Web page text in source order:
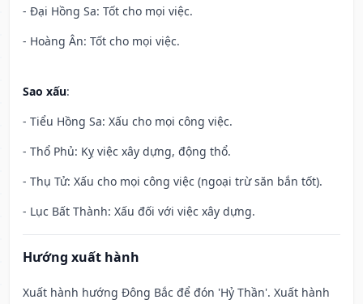
- Đại Hồng Sa: Tốt cho mọi việc.
- Hoàng Ân: Tốt cho mọi việc.
Sao xấu:
- Tiểu Hồng Sa: Xấu cho mọi công việc.
- Thổ Phủ: Kỵ việc xây dựng, động thổ.
- Thụ Tử: Xấu cho mọi công việc (ngoại trừ săn bắn tốt).
- Lục Bất Thành: Xấu đối với việc xây dựng.
Hướng xuất hành
Xuất hành hướng Đông Bắc để đón 'Hỷ Thần'. Xuất hành